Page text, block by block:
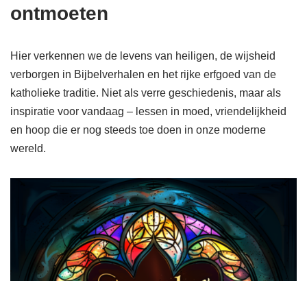
ontmoeten
Hier verkennen we de levens van heiligen, de wijsheid
verborgen in Bijbelverhalen en het rijke erfgoed van de
katholieke traditie. Niet als verre geschiedenis, maar als
inspiratie voor vandaag – lessen in moed, vriendelijkheid
en hoop die er nog steeds toe doen in onze moderne
wereld.